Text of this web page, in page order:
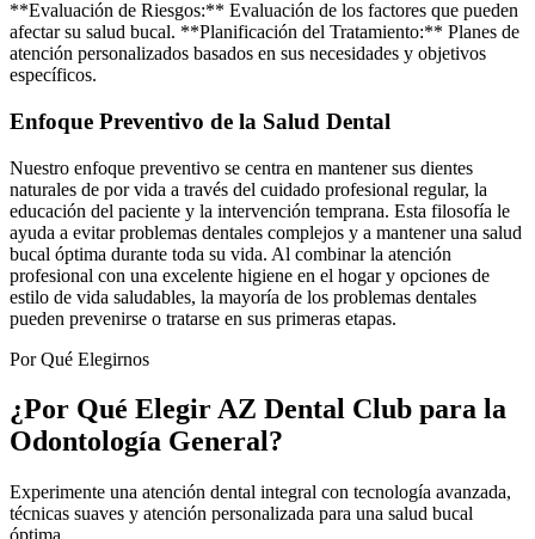
**Evaluación de Riesgos:** Evaluación de los factores que pueden
afectar su salud bucal. **Planificación del Tratamiento:** Planes de
atención personalizados basados en sus necesidades y objetivos
específicos.
Enfoque Preventivo de la Salud Dental
Nuestro enfoque preventivo se centra en mantener sus dientes
naturales de por vida a través del cuidado profesional regular, la
educación del paciente y la intervención temprana. Esta filosofía le
ayuda a evitar problemas dentales complejos y a mantener una salud
bucal óptima durante toda su vida. Al combinar la atención
profesional con una excelente higiene en el hogar y opciones de
estilo de vida saludables, la mayoría de los problemas dentales
pueden prevenirse o tratarse en sus primeras etapas.
Por Qué Elegirnos
¿Por Qué Elegir AZ Dental Club para la
Odontología General?
Experimente una atención dental integral con tecnología avanzada,
técnicas suaves y atención personalizada para una salud bucal